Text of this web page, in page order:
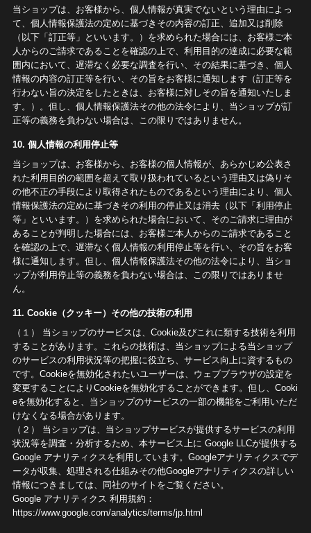
当ショップは、お客様から、個人情報が真実でないという理由によっ
て、個人情報保護法の定めに基づきその内容の訂正、追加又は削除
（以下「訂正等」といいます。）を求められた場合には、お客様ご本
人からのご請求であることを確認の上で、利用目的の達成に必要な範
囲内において、遅滞なく必要な調査を行い、その結果に基づき、個人
情報の内容の訂正等を行い、その旨をお客様に通知します（訂正等を
行わない旨の決定をしたときは、お客様に対しその旨を通知いたしま
す。）。但し、個人情報保護法その他の法令により、当ショップが訂
正等の義務を負わない場合は、この限りではありません。
10. 個人情報の利用停止等
当ショップは、お客様から、お客様の個人情報が、あらかじめ公表さ
れた利用目的の範囲を超えて取り扱われているという理由又は偽りそ
の他不正の手段により取得されたものであるという理由により、個人
情報保護法の定めに基づきその利用の停止又は消去（以下「利用停止
等」といいます。）を求められた場合において、そのご請求に理由が
あることが判明した場合には、お客様ご本人からのご請求であること
を確認の上で、遅滞なく個人情報の利用停止等を行い、その旨をお客
様に通知します。但し、個人情報保護法その他の法令により、当ショ
ップが利用停止等の義務を負わない場合は、この限りではありませ
ん。
11. Cookie（クッキー）その他の技術の利用
（１） 当ショップのサービスは、Cookie及びこれに類する技術を利用
することがあります。これらの技術は、当ショップによる当ショップ
のサービスの利用状況等の把握に役立ち、サービス向上に資するもの
です。Cookieを無効化されたいユーザーは、ウェブブラウザの設定を
変更することによりCookieを無効化することができます。但し、Cooki
eを無効化すると、当ショップのサービスの一部の機能をご利用いただ
けなくなる場合があります。
（２） 当ショップは、当ショップサービスが提供するサービスの利用
状況等を調査・分析するため、本サービス上に Google LLCが提供する
Google アナリティクスを利用しています。Googleアナリティクスでデ
ータが収集、処理される仕組みその他Googleアナリティクスの詳しい
情報につきましては、同社のサイトをご覧ください。
Google アナリティクス 利用規約：
https://www.google.com/analytics/terms/jp.html